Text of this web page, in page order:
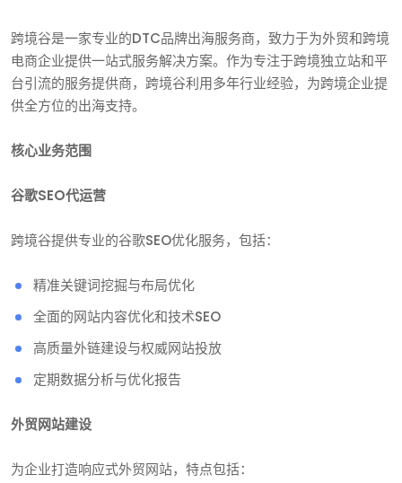
跨境谷是一家专业的DTC品牌出海服务商，致力于为外贸和跨境
电商企业提供一站式服务解决方案。作为专注于跨境独立站和平
台引流的服务提供商，跨境谷利用多年行业经验，为跨境企业提
供全方位的出海支持。
核心业务范围
谷歌SEO代运营
跨境谷提供专业的谷歌SEO优化服务，包括：
精准关键词挖掘与布局优化
全面的网站内容优化和技术SEO
高质量外链建设与权威网站投放
定期数据分析与优化报告
外贸网站建设
为企业打造响应式外贸网站，特点包括：